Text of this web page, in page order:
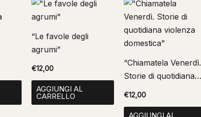
“Le favole degli
agrumi”
€12,00
AGGIUNGI AL
CARRELLO
“Chiamatela Venerdì.
Storie di quotidiana
violenza domestica”
€12,00